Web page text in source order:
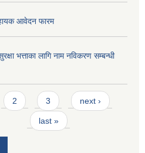
आवेदन फारम
भत्ताका लागि नाम नविकरण सम्बन्धी
2 3 next ›
last »